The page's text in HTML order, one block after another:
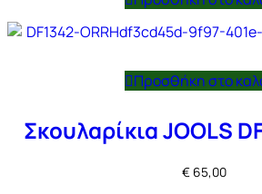
Προσθήκη στο
Σκουλαρίκια JOOLS
€65,00